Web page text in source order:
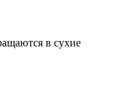
в сухие